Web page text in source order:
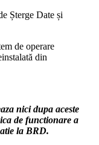
Șterge Date și
de operare
din
nici dupa aceste
de functionare a
la BRD.